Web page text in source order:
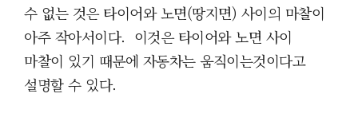
수 없는 것은 타이어와 노면(땅지면) 사이의 마찰이
아주 작아서이다. 이것은 타이어와 노면 사이
마찰이 있기 때문에 자동차는 움직이는것이다고
설명할 수 있다.